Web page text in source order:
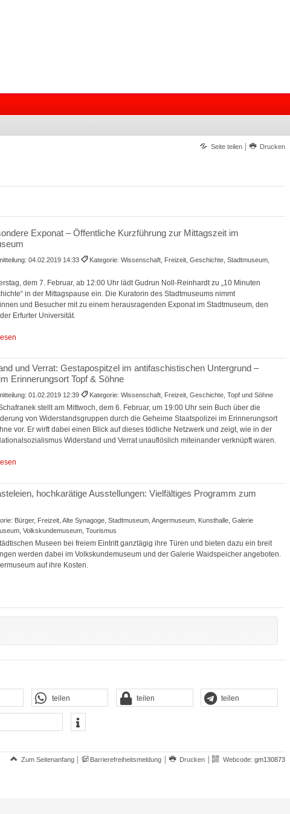
Seite teilen Drucken
Exponat – Öffentliche Kurzführung zur Mittagszeit im
04.02.2019 14:33
Kategorie: Wissenschaft, Freizeit, Geschichte, Stadtmuseum,
dem 7. Februar, ab 12:00 Uhr lädt Gudrun Noll-Reinhardt zu „10 Minuten
in der Mittagspause ein. Die Kuratorin des Stadtmuseums nimmt
und Besucher mit zu einem herausragenden Exponat im Stadtmuseum, den
Erfurter Universität.
und Verrat: Gestapospitzel im antifaschistischen Untergrund –
Erinnerungsort Topf & Söhne
01.02.2019 12:39 Kategorie: Wissenschaft, Freizeit, Geschichte, Topf und Söhne
stellt am Mittwoch, dem 6. Februar, um 19:00 Uhr sein Buch über die
von Widerstandsgruppen durch die Geheime Staatspolizei im Erinnerungsort
vor. Er wirft dabei einen Blick auf dieses tödliche Netzwerk und zeigt, wie in der
Widerstand und Verrat unauflöslich miteinander verknüpft waren.
hochkarätige Ausstellungen: Vielfältiges Programm zum
Bürger, Freizeit, Alte Synagoge, Stadtmuseum, Angermuseum, Kunsthalle, Galerie
Volkskundemuseum, Tourismus
Museen bei freiem Eintritt ganztägig ihre Türen und bieten dazu ein breit
werden dabei im Volkskundemuseum und der Galerie Waidspeicher angeboten.
auf ihre Kosten.
teilen teilen teilen
Zum Seitenanfang Barrierefreiheitsmeldung Drucken Webcode: gm130873